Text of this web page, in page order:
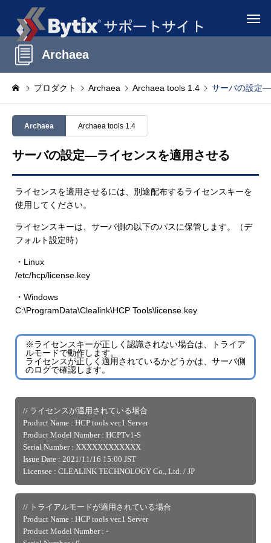
Archaea
プロダクト Archaea Archaea tools 1.4 サーバの設定
Archaea Archaea tools 1.4
サーバの設定―ライセンスを適用させる
ライセンスを適用させるには、別途配布するライセンスキーを
使用してください。
ライセンスキーは、サーバ側の以下のパスに保管します。（デ
フォルト設定時）
・Linux
/etc/hcp/license.key
・Windows
C:\ProgramData\Clealink\HCP Tools\license.key
※ライセンスキーが正しく認識されない場合は、トライア
ルモードで動作します。
ライセンスが正しく適用されているかどうかは、サーバ側
のログで確認します。
// ライセンスが適用されている場合
Product Name : HCP tools ver.1 Server
Product Model Number : HCPTv1-S
Serial Number : XXXXXXXXXXXX
Issue Date : 2021/11/16 15:00 JST
Licensee : CLEALINK TECHNOLOGY Co., Ltd. / JP
// トライアルモードが適用されている場合
Product Name : HCP tools ver.1 Server
Product Model Number : -